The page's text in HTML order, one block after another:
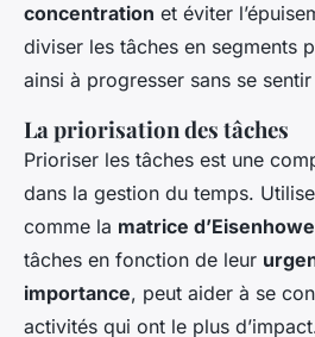
concentration et éviter
diviser les tâches en segments
ainsi à progresser sans se
La priorisation des tâches
Prioriser les tâches est une
dans la gestion du temps.
comme la matrice
tâches en fonction de leur
importance, peut aider à se
activités qui ont le plus